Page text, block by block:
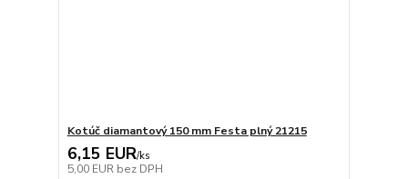
Kotúč diamantový 150 mm Festa plný 21215
6,15 EUR/ks
5,00 EUR bez DPH